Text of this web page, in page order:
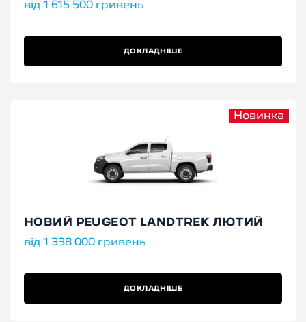
від 1 615 500 гривень
ДОКЛАДНІШЕ
Новинка
НОВИЙ PEUGEOT LANDTREK ЛЮТИЙ
від 1 338 000 гривень
ДОКЛАДНІШЕ